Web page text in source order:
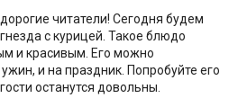
читатели! Сегодня будем
с курицей. Такое блюдо
и красивым. Его можно
и на праздник. Попробуйте его
останутся довольны.